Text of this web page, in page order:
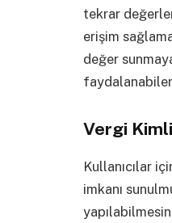
tekrar
erişim
değer
Vergi
Kullanıcılar
imkanı